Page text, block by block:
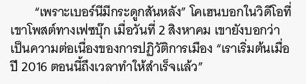
“เพราะเบอร์นีมีกระดูกสันหลัง” โคเฮนบอกในวิดีโอที่
เขาโพสต์ทางเฟซบุ๊ก เมื่อวันที่ 2 สิงหาคม เขายังบอกว่า
เป็นความต่อเนื่องของการปฏิวัติการเมือง “เราเริ่มต้นเมื่อ
ปี 2016 ตอนนี้ถึงเวลาทำให้สำเร็จแล้ว”